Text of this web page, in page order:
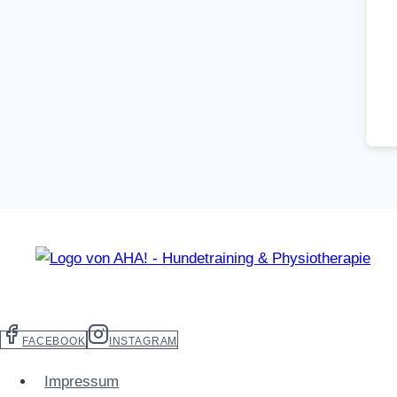
FACEBOOK INSTAGRAM
Impressum